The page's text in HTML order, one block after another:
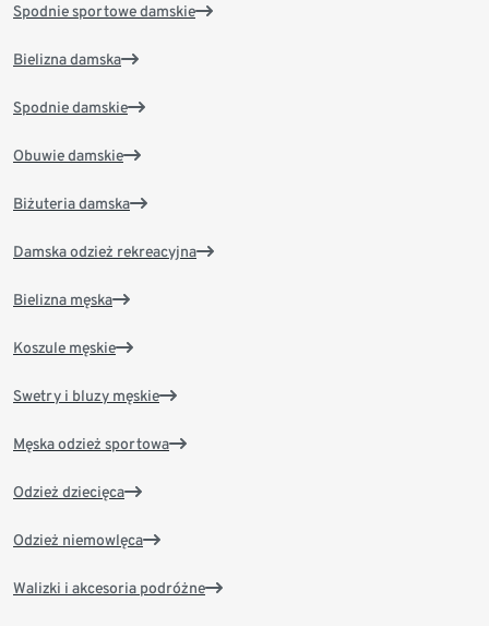
Spodnie sportowe damskie
Bielizna damska
Spodnie damskie
Obuwie damskie
Biżuteria damska
Damska odzież rekreacyjna
Bielizna męska
Koszule męskie
Swetry i bluzy męskie
Męska odzież sportowa
Odzież dziecięca
Odzież niemowlęca
Walizki i akcesoria podróżne